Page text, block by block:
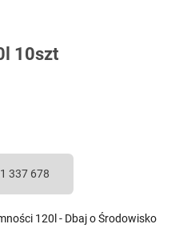
10szt
337 678
120l - Dbaj o Środowisko